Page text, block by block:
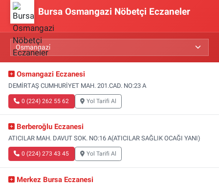
Bursa Osmangazi Nöbetçi Eczaneler
Osmangazi Eczanesi
DEMİRTAŞ CUMHURİYET MAH. 201.CAD. NO:23 A
0 (224) 262 55 62 Yol Tarifi Al
Berberoğlu Eczanesi
ATICILAR MAH. DAVUT SOK. NO:16 A(ATICILAR SAĞLIK OCAĞI YANI)
0 (224) 273 43 45 Yol Tarifi Al
Merkez Bursa Eczanesi